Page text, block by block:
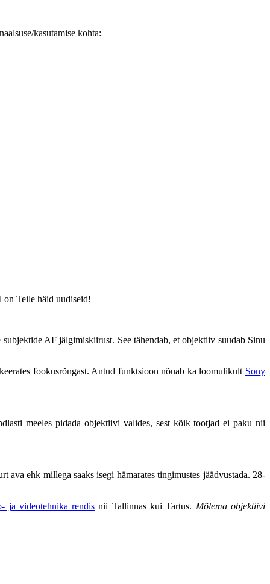
kasutamise kohta:
Teile häid uudiseid!
AF jälgimiskiirust. See tähendab, et objektiiv suudab Sinu
fookusrõngast. Antud funktsioon nõuab ka loomulikult Sony
meeles pidada objektiivi valides, sest kõik tootjad ei paku nii
ehk millega saaks isegi hämarates tingimustes jäädvustada. 28-
ja videotehnika rendis nii Tallinnas kui Tartus. Mõlema objektiivi